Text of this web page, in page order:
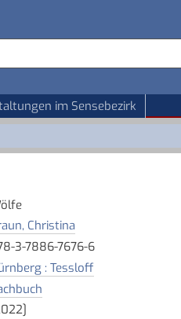
im Sensebezirk
Christina
3-7886-7676-6
: Tessloff